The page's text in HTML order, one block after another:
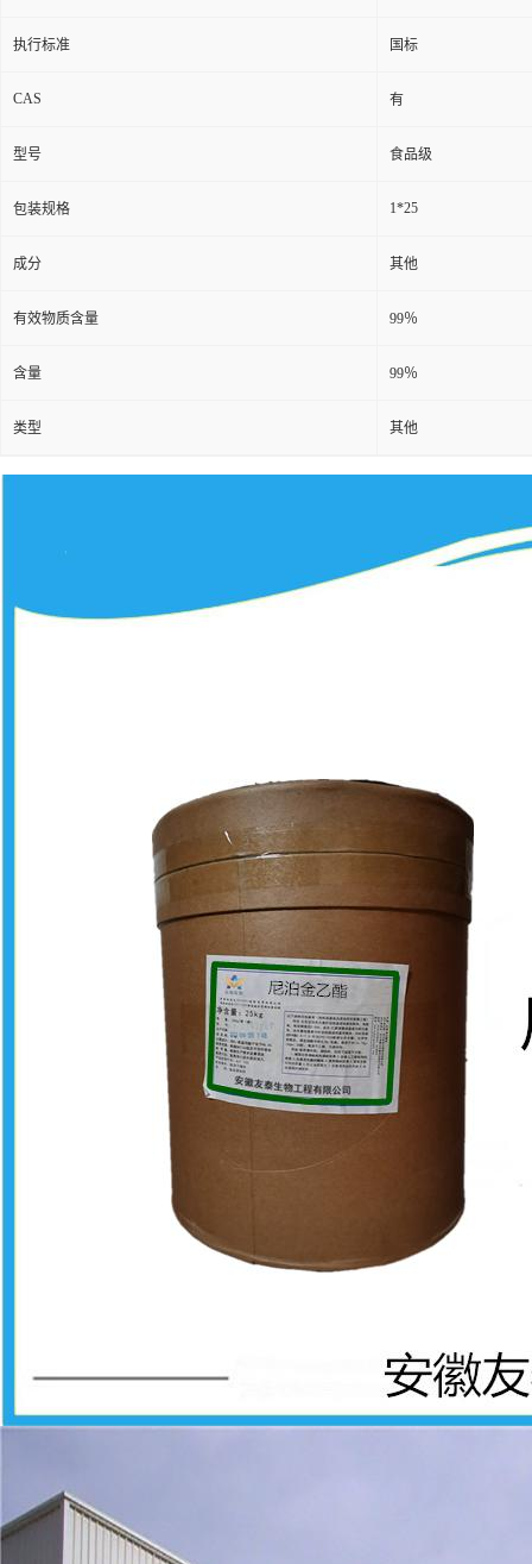
执行标准 国标
CAS 有
型号 食品级
包装规格 1*25
成分 其他
有效物质含量 99％
含量 99％
类型 其他